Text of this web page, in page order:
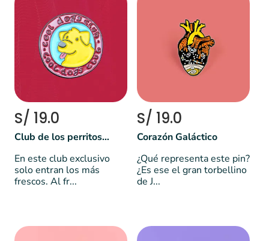
S/ 19.0
Club de los perritos cools 🐕😎
En este club exclusivo
solo entran los más
frescos. Al fr...
S/ 19.0
Corazón Galáctico
¿Qué representa este pin?
¿Es ese el gran torbellino
de J...